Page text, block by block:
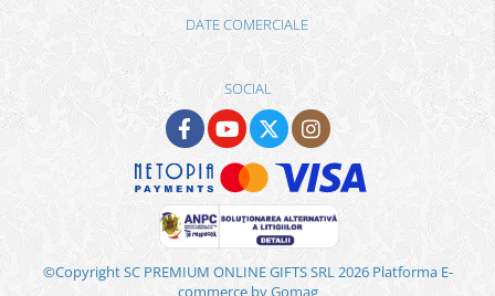
DATE COMERCIALE
SOCIAL
©Copyright SC PREMIUM ONLINE GIFTS SRL 2026 Platforma E-
commerce by Gomag